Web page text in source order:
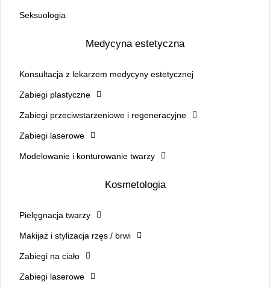
Seksuologia
Medycyna estetyczna
Konsultacja z lekarzem medycyny estetycznej
Zabiegi plastyczne
Zabiegi przeciwstarzeniowe i regeneracyjne
Zabiegi laserowe
Modelowanie i konturowanie twarzy
Kosmetologia
Pielęgnacja twarzy
Makijaż i stylizacja rzęs / brwi
Zabiegi na ciało
Zabiegi laserowe